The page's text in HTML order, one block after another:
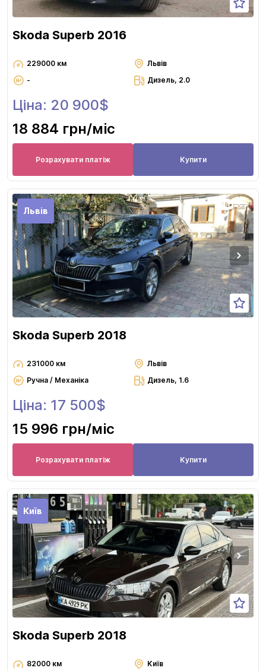
Skoda Superb 2016
229000 км
Львів
-
Дизель, 2.0
Ціна: 20 900$
18 884 грн/міс
Розрахувати платіж Купити
Львів
Skoda Superb 2018
231000 км
Львів
Ручна / Механіка
Дизель, 1.6
Ціна: 17 500$
15 996 грн/міс
Розрахувати платіж Купити
Київ
Skoda Superb 2018
82000 км Київ